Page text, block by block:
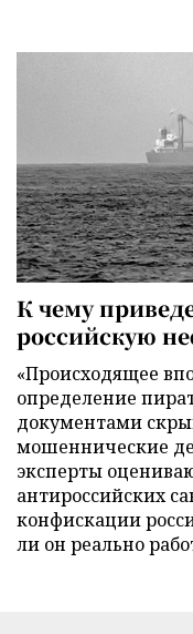
К чему
российскую
«Происходящее
определение
документами
мошеннические
эксперты
антироссийских
конфискации
ли он реально